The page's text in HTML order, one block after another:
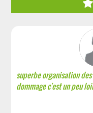
superbe organisation
dommage c'est un peu